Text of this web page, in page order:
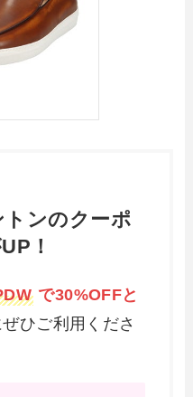
ンのクーポ
！
で30%OFFと
ひご利用くださ